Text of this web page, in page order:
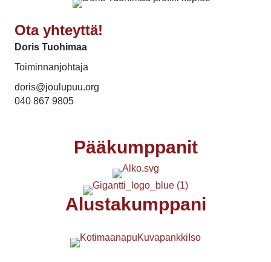
Ota yhteyttä!
Doris Tuohimaa
Toiminnanjohtaja
doris@joulupuu.org
040 867 9805
Pääkumppanit
Alustakumppani